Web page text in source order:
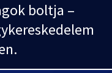
boltja –